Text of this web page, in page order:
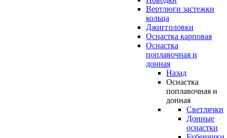
Вертлюги застежки
кольца
Джигголовки
Оснастка карповая
Оснастка
поплавочная и
донная
Назад
Оснастка
поплавочная и
донная
Светлячки
Донные
оснастки